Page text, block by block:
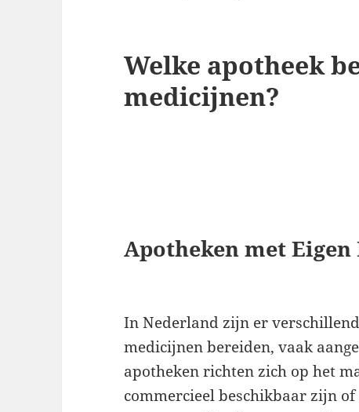
Welke apotheek
medicijnen?
Apotheken met
In Nederland zijn er
medicijnen bereiden, vaak
apotheken richten zich op het
commercieel beschikbaar zijn